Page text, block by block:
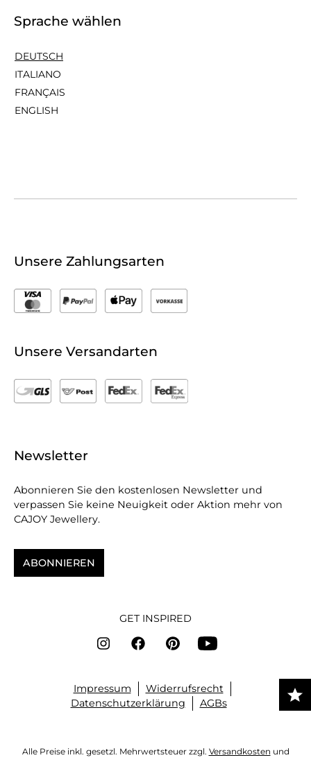
Sprache wählen
DEUTSCH
ITALIANO
FRANÇAIS
ENGLISH
Unsere Zahlungsarten
Unsere Versandarten
Newsletter
Abonnieren Sie den kostenlosen Newsletter und
verpassen Sie keine Neuigkeit oder Aktion mehr von
CAJOY Jewellery.
ABONNIEREN
GET INSPIRED
Impressum
Widerrufsrecht
Datenschutzerklärung
AGBs
Alle Preise inkl. gesetzl. Mehrwertsteuer zzgl. Versandkosten und